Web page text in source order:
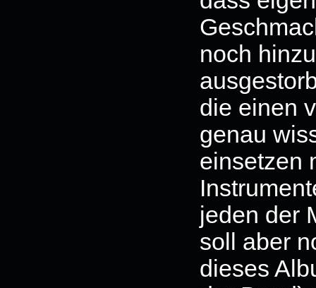
noch
die einen
genau
einsetzen
jeden der
soll aber
dieses